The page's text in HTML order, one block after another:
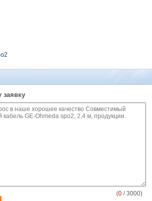
заявку
(0 / 3000)